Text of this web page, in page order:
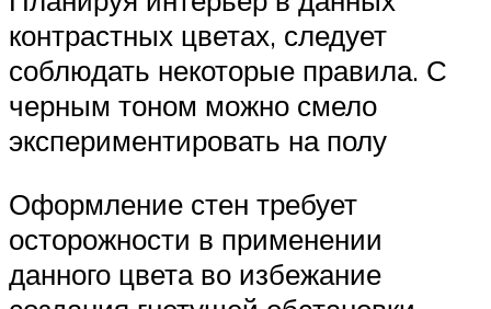
контрастных цветах, следует
соблюдать некоторые правила. С
черным тоном можно смело
экспериментировать на полу
Оформление стен требует
осторожности в применении
данного цвета во избежание